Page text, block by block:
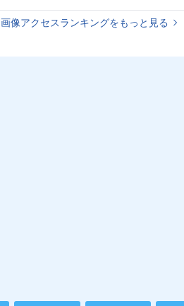
画像アクセスランキングをもっと見る